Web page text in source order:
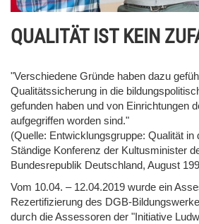
QUALITÄT IST KEIN
"Verschiedene Gründe haben dazu
Qualitätssicherung in die
gefunden haben und von Einrichtungen
aufgegriffen worden sind."
(Quelle: Entwicklungsgruppe: Qualität in
Ständige Konferenz der Kultusminister
Bundesrepublik Deutschland, August
Vom 10.04. – 12.04.2019 wurde ein
Rezertifizierung des DGB-
durch die Assessoren der "Initiative